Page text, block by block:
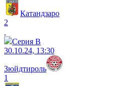
Катандзаро
2
Серия B
30.10.24, 13:30
Зюйдтироль
1